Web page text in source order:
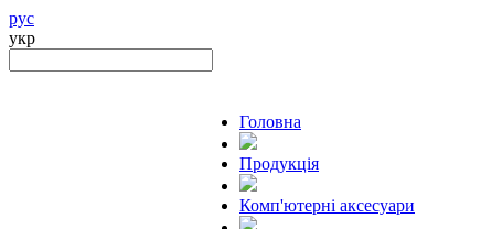
рус
укр
Головна
Продукцiя
Комп'ютерні аксесуари